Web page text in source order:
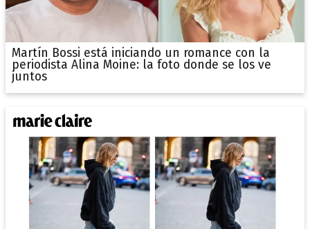
Martín Bossi está iniciando un romance con la
periodista Alina Moine: la foto donde se los ve
juntos